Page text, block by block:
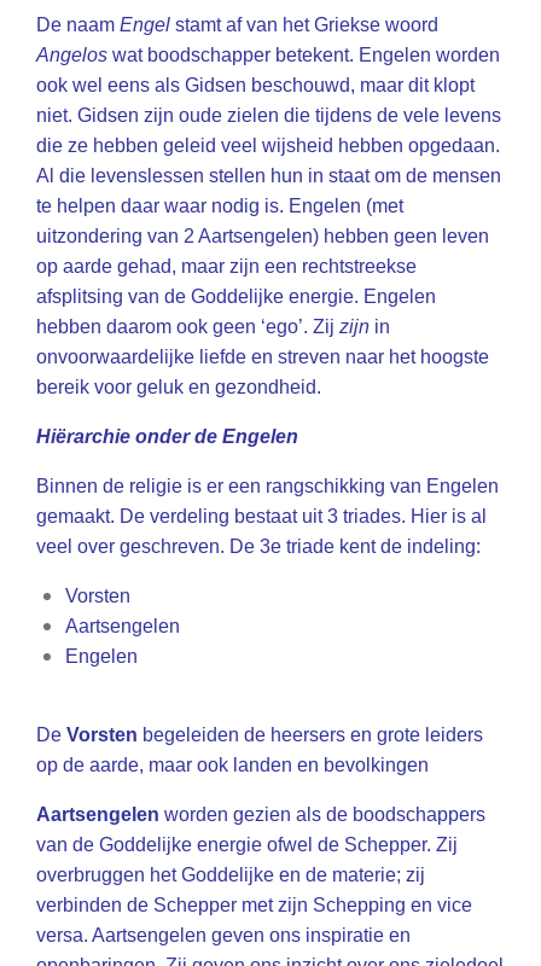
De naam Engel stamt af van het Griekse woord
Angelos wat boodschapper betekent. Engelen worden
ook wel eens als Gidsen beschouwd, maar dit klopt
niet. Gidsen zijn oude zielen die tijdens de vele levens
die ze hebben geleid veel wijsheid hebben opgedaan.
Al die levenslessen stellen hun in staat om de mensen
te helpen daar waar nodig is. Engelen (met
uitzondering van 2 Aartsengelen) hebben geen leven
op aarde gehad, maar zijn een rechtstreekse
afsplitsing van de Goddelijke energie. Engelen
hebben daarom ook geen ‘ego’. Zij zijn in
onvoorwaardelijke liefde en streven naar het hoogste
bereik voor geluk en gezondheid.
Hiërarchie onder de Engelen
Binnen de religie is er een rangschikking van Engelen
gemaakt. De verdeling bestaat uit 3 triades. Hier is al
veel over geschreven. De 3e triade kent de indeling:
Vorsten
Aartsengelen
Engelen
De Vorsten begeleiden de heersers en grote leiders
op de aarde, maar ook landen en bevolkingen
Aartsengelen worden gezien als de boodschappers
van de Goddelijke energie ofwel de Schepper. Zij
overbruggen het Goddelijke en de materie; zij
verbinden de Schepper met zijn Schepping en vice
versa. Aartsengelen geven ons inspiratie en